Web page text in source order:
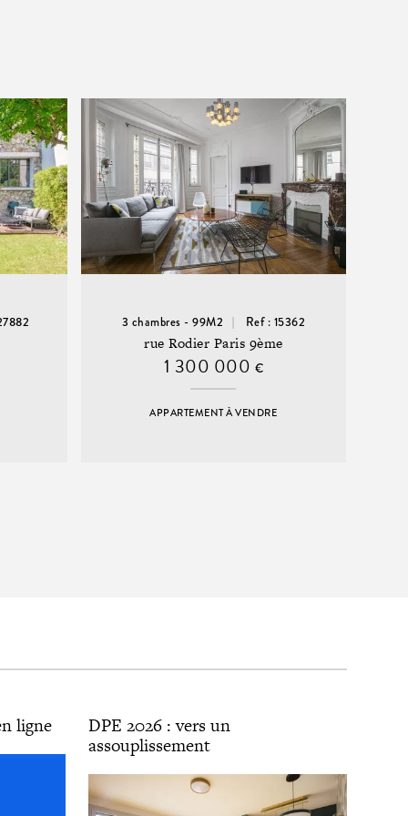
3 chambres - 99M2 Ref : 15362
rue Rodier Paris 9ème
1 300 000 €
APPARTEMENT À VENDRE
ligne
DPE 2026 : vers un
assouplissement